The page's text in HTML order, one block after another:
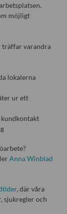
möjligt
träffar varandra
lokalerna
ur ett
kundkontakt
Anna Winblad
, där våra
sjukregler och